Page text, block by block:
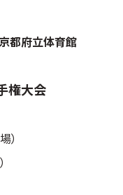
知らせ
護者の方へ
都府立体育館
権大会
）